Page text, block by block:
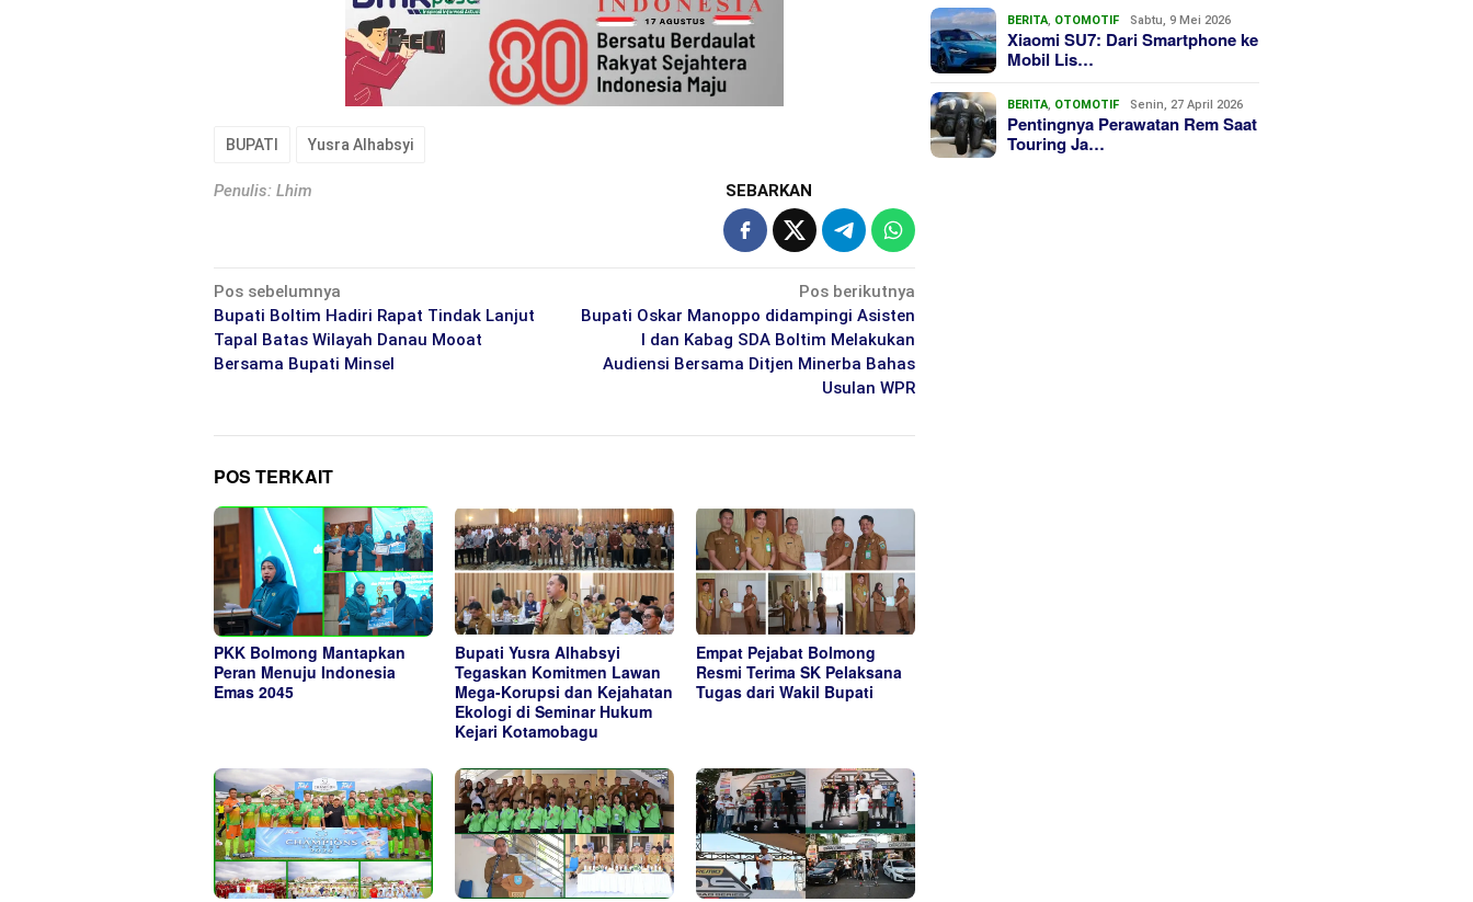
BUPATI Yusra Alhabsyi
Penulis: Lhim SEBARKAN
Navigasi
pos
Pos sebelumnya
Bupati Boltim Hadiri Rapat Tindak Lanjut
Tapal Batas Wilayah Danau Mooat
Bersama Bupati Minsel
Pos berikutnya
Bupati Oskar Manoppo didampingi Asisten
I dan Kabag SDA Boltim Melakukan
Audiensi Bersama Ditjen Minerba Bahas
Usulan WPR
POS TERKAIT
PKK Bolmong Mantapkan
Peran Menuju Indonesia
Emas 2045
Bupati Yusra Alhabsyi
Tegaskan Komitmen Lawan
Mega-Korupsi dan Kejahatan
Ekologi di Seminar Hukum
Kejari Kotamobagu
Empat Pejabat Bolmong
Resmi Terima SK Pelaksana
Tugas dari Wakil Bupati
BERITA, OTOMOTIF Sabtu, 9 Mei 2026
Xiaomi SU7: Dari Smartphone ke
Mobil Lis…
BERITA, OTOMOTIF Senin, 27 April 2026
Pentingnya Perawatan Rem Saat
Touring Ja…